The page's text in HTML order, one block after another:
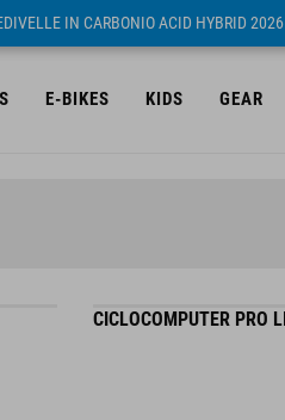
IN CARBONIO ACID HYBRID 2026
E-BIKES KIDS GEAR
CICLOCOMPUTER PRO